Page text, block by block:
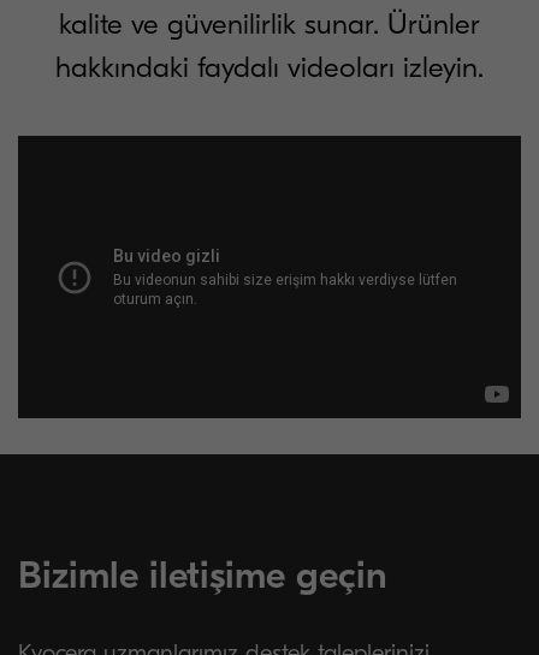
kalite ve güvenilirlik sunar. Ürünler
hakkındaki faydalı videoları izleyin.
Bizimle iletişime geçin